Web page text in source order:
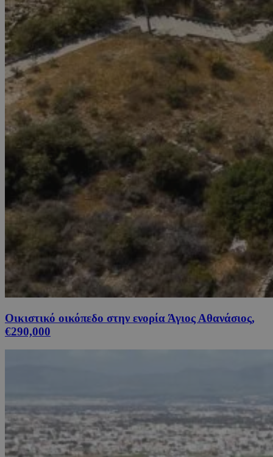
Οικιστικό οικόπεδο στην ενορία Άγιος Αθανάσιος,
€290,000